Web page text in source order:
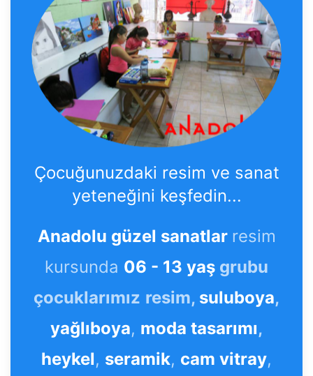
Çocuğunuzdaki resim ve sanat
yeteneğini keşfedin...
Anadolu güzel sanatlar resim
kursunda 06 - 13 yaş grubu
çocuklarımız resim, suluboya,
yağlıboya, moda tasarımı,
heykel, seramik, cam vitray,